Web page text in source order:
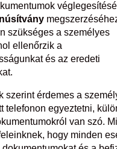
szükséges a személyes
ellenőrzik a
és az eredeti
szerint érdemes a
telefonon egyeztetni,
van szó.
hogy minden